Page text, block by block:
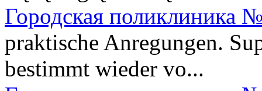
Городская поликлиника
praktische Anregungen.
bestimmt wieder vo...